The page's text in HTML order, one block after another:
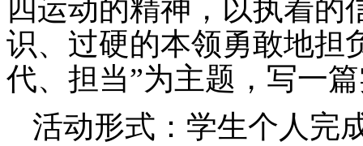
四运动的精神，以执着的
识、过硬的本领勇敢地担
代、担当”为主题，写一
活动形式：学生个人完